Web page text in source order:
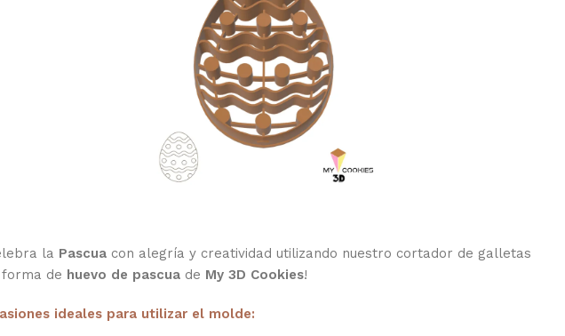
la Pascua con alegría y creatividad utilizando nuestro cortador de galletas
forma de huevo de pascua de My 3D Cookies!
ideales para utilizar el molde: